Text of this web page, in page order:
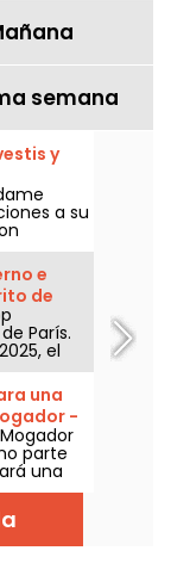
semana
y
a su
e
de
París.
el
y de
de lo
una
-
parte
una
de
su